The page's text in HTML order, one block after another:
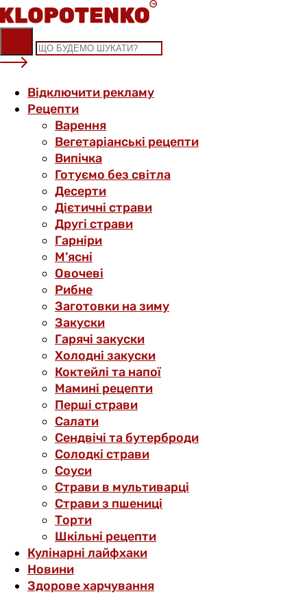
Skip
to
content
Відключити рекламу
Рецепти
Варення
Вегетаріанські рецепти
Випічка
Готуємо без світла
Десерти
Дієтичні страви
Другі страви
Гарніри
М’ясні
Овочеві
Рибне
Заготовки на зиму
Закуски
Гарячі закуски
Холодні закуски
Коктейлі та напої
Мамині рецепти
Перші страви
Салати
Сендвічі та бутерброди
Солодкі страви
Соуси
Страви в мультиварці
Страви з пшениці
Торти
Шкільні рецепти
Кулінарні лайфхаки
Новини
Здорове харчування